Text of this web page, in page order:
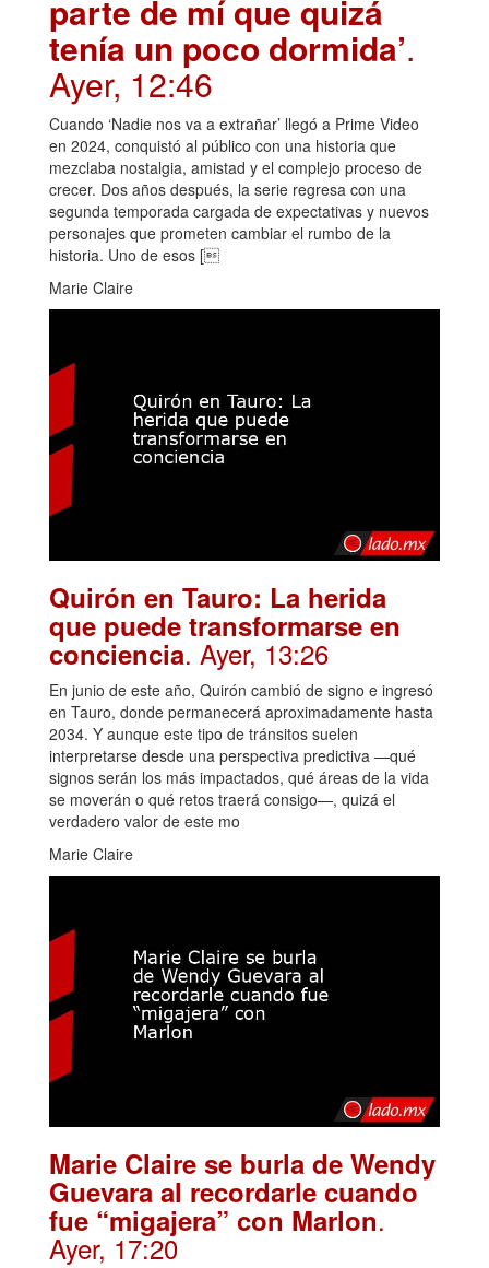
parte de mí que quizá
tenía un poco dormida’.
Ayer, 12:46
Cuando ‘Nadie nos va a extrañar’ llegó a Prime Video
en 2024, conquistó al público con una historia que
mezclaba nostalgia, amistad y el complejo proceso de
crecer. Dos años después, la serie regresa con una
segunda temporada cargada de expectativas y nuevos
personajes que prometen cambiar el rumbo de la
historia. Uno de esos [
Marie Claire
Quirón en Tauro: La herida
que puede transformarse en
conciencia. Ayer, 13:26
En junio de este año, Quirón cambió de signo e ingresó
en Tauro, donde permanecerá aproximadamente hasta
2034. Y aunque este tipo de tránsitos suelen
interpretarse desde una perspectiva predictiva —qué
signos serán los más impactados, qué áreas de la vida
se moverán o qué retos traerá consigo—, quizá el
verdadero valor de este mo
Marie Claire
Marie Claire se burla de Wendy
Guevara al recordarle cuando
fue “migajera” con Marlon.
Ayer, 17:20